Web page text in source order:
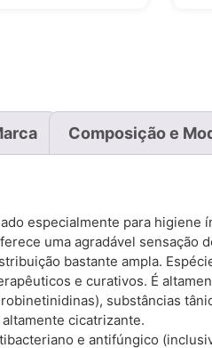
Composição e
especialmente para higiene
uma agradável sensação
bastante ampla.
e curativos. É
substâncias
cicatrizante.
e antifúngico